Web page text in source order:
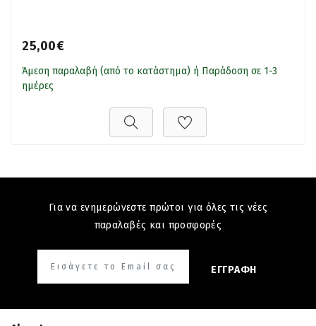
25,00€
Άμεση παραλαβή (από το κατάστημα) ή Παράδοση σε 1-3
ημέρες
Για να ενημερώνεστε πρώτοι για όλες τις νέες
παραλαβές και προσφορές
ΕΓΓΡΑΦΗ